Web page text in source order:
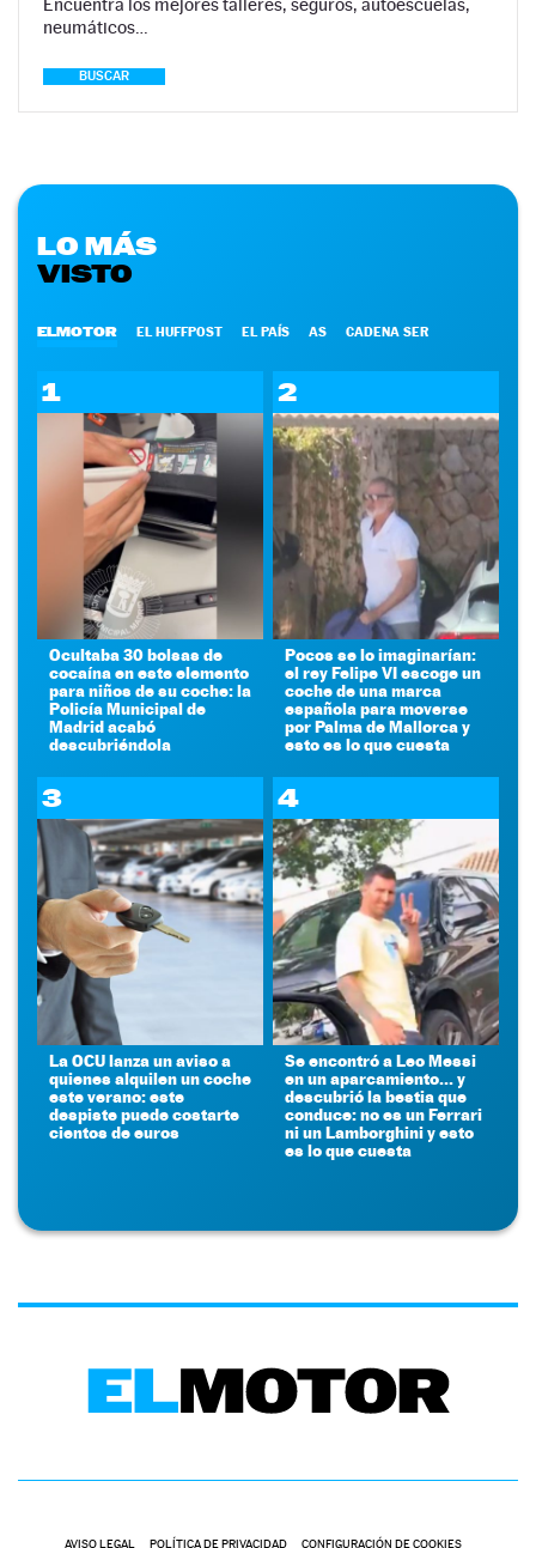
Encuentra los mejores talleres, seguros, autoescuelas,
neumáticos…
BUSCAR
LO MÁS
VISTO
ELMOTOR EL HUFFPOST EL PAÍS AS CADENA SER
1
Ocultaba 30 bolsas de
cocaína en este elemento
para niños de su coche: la
Policía Municipal de
Madrid acabó
descubriéndola
2
Pocos se lo imaginarían:
el rey Felipe VI escoge un
coche de una marca
española para moverse
por Palma de Mallorca y
esto es lo que cuesta
3
La OCU lanza un aviso a
quienes alquilen un coche
este verano: este
despiste puede costarte
cientos de euros
4
Se encontró a Leo Messi
en un aparcamiento... y
descubrió la bestia que
conduce: no es un Ferrari
ni un Lamborghini y esto
es lo que cuesta
AVISO LEGAL POLÍTICA DE PRIVACIDAD CONFIGURACIÓN DE COOKIES